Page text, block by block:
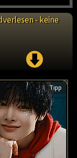
- keine
Tipp